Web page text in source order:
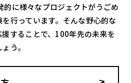
的に様々なプロジェクトがうごめ
行っています。そんな野心的な
することで、100年先の未来を
う。